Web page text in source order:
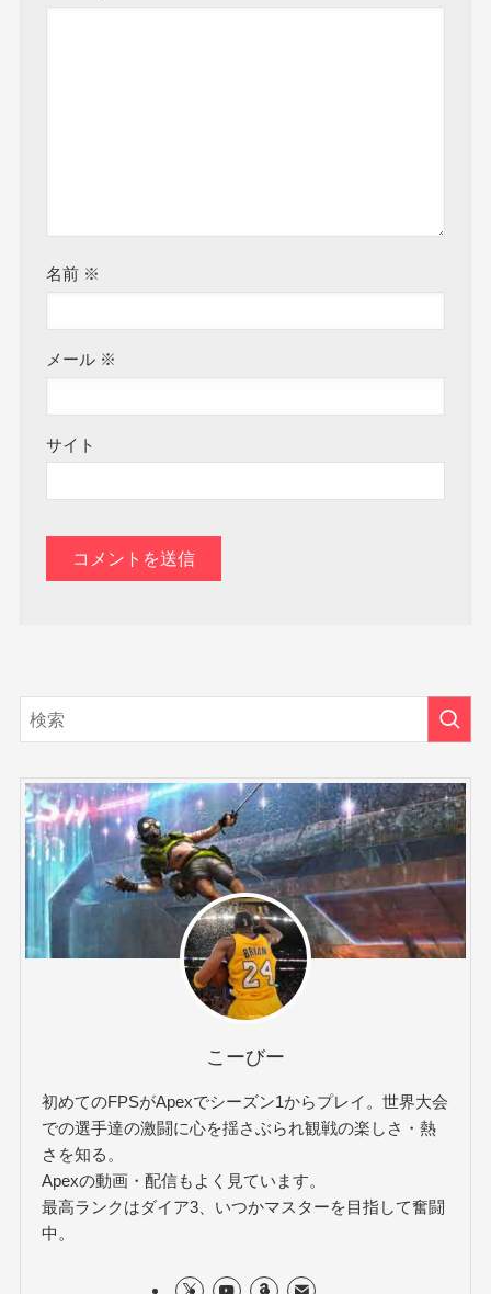
名前 ※
メール ※
サイト
こーびー
初めてのFPSがApexでシーズン1からプレイ。世界大会
での選手達の激闘に心を揺さぶられ観戦の楽しさ・熱
さを知る。
Apexの動画・配信もよく見ています。
最高ランクはダイア3、いつかマスターを目指して奮闘
中。